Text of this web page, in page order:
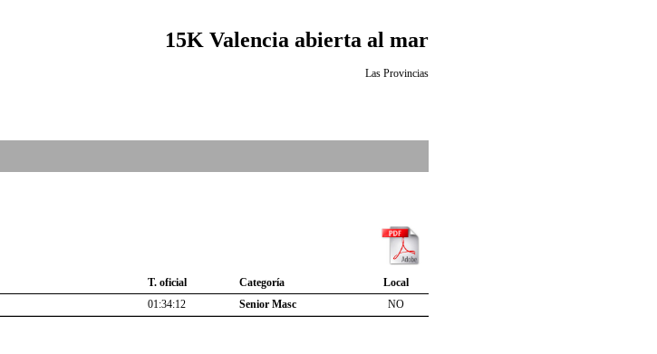
15K Valencia abierta al mar
Las Provincias
T. oficial Categoría
Local
01:34:12 Senior Masc
NO